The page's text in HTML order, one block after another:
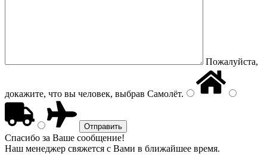
Пожалуйста,
докажите, что вы человек, выбрав Самолёт.
Спасибо за Ваше сообщение!
Наш менеджер свяжется с Вами в ближайшее время.